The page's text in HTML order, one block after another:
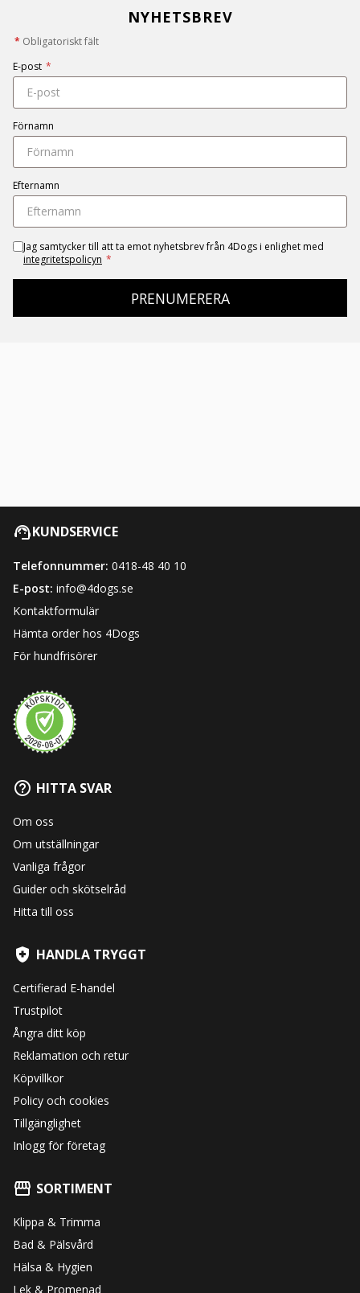
NYHETSBREV
* Obligatoriskt fält
E-post *
Förnamn
Efternamn
Jag samtycker till att ta emot nyhetsbrev från 4Dogs i enlighet med
integritetspolicyn *
PRENUMERERA
KUNDSERVICE
Telefonnummer: 0418-48 40 10
E-post: info@4dogs.se
Kontaktformulär
Hämta order hos 4Dogs
För hundfrisörer
HITTA SVAR
Om oss
Om utställningar
Vanliga frågor
Guider och skötselråd
Hitta till oss
HANDLA TRYGGT
Certifierad E-handel
Trustpilot
Ångra ditt köp
Reklamation och retur
Köpvillkor
Policy och cookies
Tillgänglighet
Inlogg för företag
SORTIMENT
Klippa & Trimma
Bad & Pälsvård
Hälsa & Hygien
Lek & Promenad